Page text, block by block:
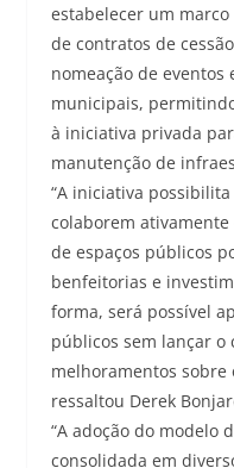
estabelecer um
de contratos de
nomeação de
municipais,
à iniciativa privada
manutenção de
“A iniciativa
colaborem
de espaços públicos
benfeitorias e
forma, será possível
públicos sem lançar o
melhoramentos sobre
ressaltou Derek
“A adoção do modelo
consolidada em